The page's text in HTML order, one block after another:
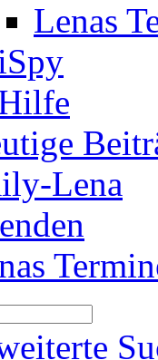
Lenas
Lena